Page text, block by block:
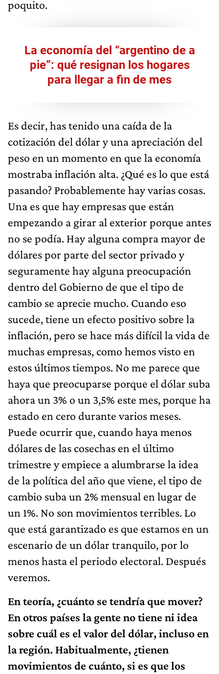
poquito.
La economía del “argentino de a
pie”: qué resignan los hogares
para llegar a fin de mes
Es decir, has tenido una caída de la
cotización del dólar y una apreciación del
peso en un momento en que la economía
mostraba inflación alta. ¿Qué es lo que está
pasando? Probablemente hay varias cosas.
Una es que hay empresas que están
empezando a girar al exterior porque antes
no se podía. Hay alguna compra mayor de
dólares por parte del sector privado y
seguramente hay alguna preocupación
dentro del Gobierno de que el tipo de
cambio se aprecie mucho. Cuando eso
sucede, tiene un efecto positivo sobre la
inflación, pero se hace más difícil la vida de
muchas empresas, como hemos visto en
estos últimos tiempos. No me parece que
haya que preocuparse porque el dólar suba
ahora un 3% o un 3,5% este mes, porque ha
estado en cero durante varios meses.
Puede ocurrir que, cuando haya menos
dólares de las cosechas en el último
trimestre y empiece a alumbrarse la idea
de la política del año que viene, el tipo de
cambio suba un 2% mensual en lugar de
un 1%. No son movimientos terribles. Lo
que está garantizado es que estamos en un
escenario de un dólar tranquilo, por lo
menos hasta el periodo electoral. Después
veremos.
En teoría, ¿cuánto se tendría que mover?
En otros países la gente no tiene ni idea
sobre cuál es el valor del dólar, incluso en
la región. Habitualmente, ¿tienen
movimientos de cuánto, si es que los